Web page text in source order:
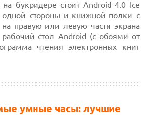
букридере стоит Android 4.0 Ice
одной стороны и книжной полки с
правую или левую части экрана
рабочий стол Android (с обоями от
чтения электронных книг
умные часы: лучшие